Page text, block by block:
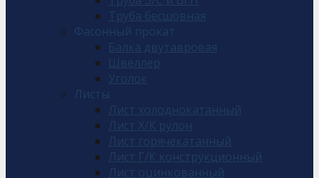
Труба бесшовная
Фасонный прокат
Балка двутавровая
Швеллер
Уголок
Листы
Лист холоднокатанный
Лист Х/К рулон
Лист горячекатанный
Лист Г/К конструкционный
Лист оцинкованный